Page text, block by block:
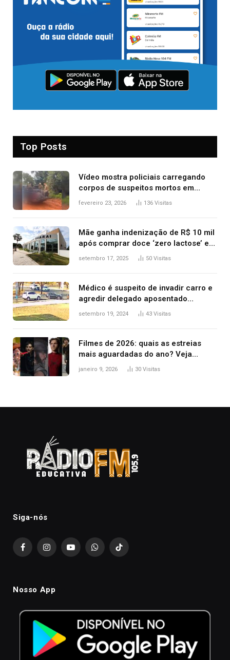
Top Posts
Vídeo mostra policiais carregando
corpos de suspeitos mortos em
confronto dentro de caminhonete
fevereiro 23, 2026 136 Visitas
Mãe ganha indenização de R$ 10 mil
após comprar doce ‘zero lactose’ e
filha ter reação alérgica grave
setembro 17, 2025 50 Visitas
Médico é suspeito de invadir carro e
agredir delegado aposentado
durante confusão no trânsito
setembro 19, 2024 43 Visitas
Filmes de 2026: quais as estreias
mais aguardadas do ano? Veja
principais lançamentos do cinema
janeiro 9, 2026 30 Visitas
Siga-nós
FacebookInstagramYouTubeWhatsAppTikTok
Nosso App